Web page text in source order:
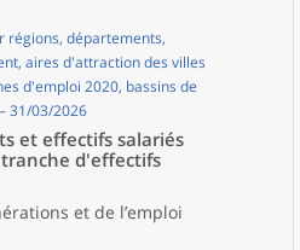
régions, départements,
aires d'attraction des villes
d'emploi 2020, bassins de
31/03/2026
et effectifs salariés
d'effectifs
et de l’emploi